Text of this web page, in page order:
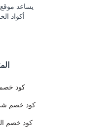
يساعد
أكواد
كود
كود خصم
كود خصم